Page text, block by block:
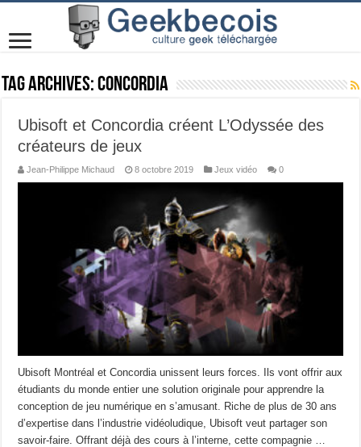
Tag Archives:concordia
Ubisoft et Concordia créent L’Odyssée des
créateurs de jeux
Jean-Philippe Michaud 8 octobre 2019 Jeux vidéo 0
Ubisoft Montréal et Concordia unissent leurs forces. Ils vont offrir aux
étudiants du monde entier une solution originale pour apprendre la
conception de jeu numérique en s’amusant. Riche de plus de 30 ans
d’expertise dans l’industrie vidéoludique, Ubisoft veut partager son
savoir-faire. Offrant déjà des cours à l’interne, cette compagnie …